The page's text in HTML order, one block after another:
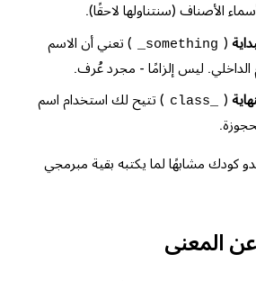
الأصناف (سنتناولها لاحقًا).
(
_something
) تعني أن الاسم
ليس إلزامًا - مجرد عُرف.
(
class_ ) تتيح لك استخدام اسم
كودك مشابهًا لما يكتبه بقية مبرمجي
عن المعنى